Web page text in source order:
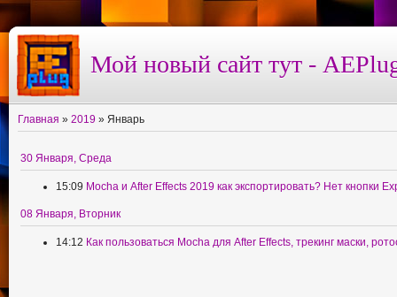
Мой новый сайт тут -
Главная » 2019 » Январь
30 Января, Среда
15:09 Mocha и After Effects 2019 как экспортировать? Нет кнопки
08 Января, Вторник
14:12 Как пользоваться Mocha для After Effects, трекинг маски,